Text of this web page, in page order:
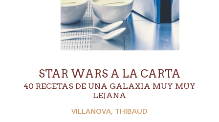
STAR WARS A LA CARTA
40 RECETAS DE UNA GALAXIA MUY MUY
LEJANA
VILLANOVA, THIBAUD